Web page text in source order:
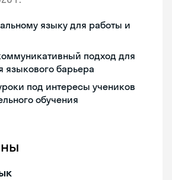
языку для работы и
подход для
языкового барьера
под интересы учеников
обучения